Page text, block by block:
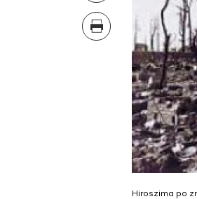
Hiroszima po